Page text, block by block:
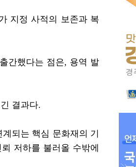
지정 사적의 보존과 복
간했다는 점은, 용역 발
결과다.
되는 핵심 문화재의 기
저하를 불러올 수밖에